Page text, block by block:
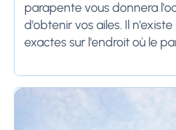
parapente vous donnera
d'obtenir vos ailes. Il
exactes sur l'endroit où le